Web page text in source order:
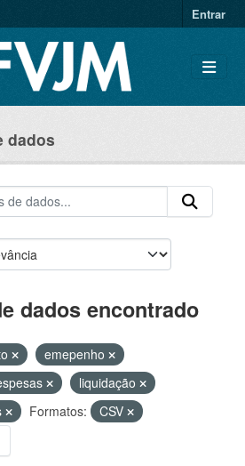
Entrar
dados
dados encontrado
emepenho
liquidação
Formatos:
CSV